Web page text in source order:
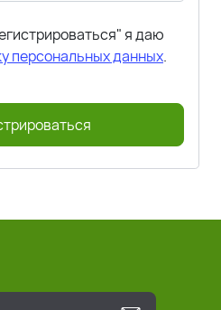
я даю
персональных данных.